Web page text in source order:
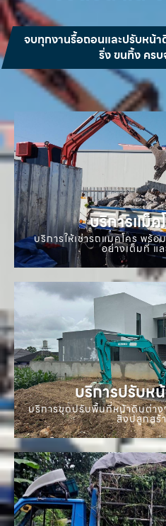
จบทุกงานรื้อถอนและปรับหน้า
ริ่ง ขนทิ้ง ครบ
บริการแม็ค
บริการให้เช่ารถแมคโคร พร้
อย่างเต็มที่ แ
บริการปรับห
บริการขุดปรับพื้นที่หน้าดินต่า
สิ่งปลูกสร้